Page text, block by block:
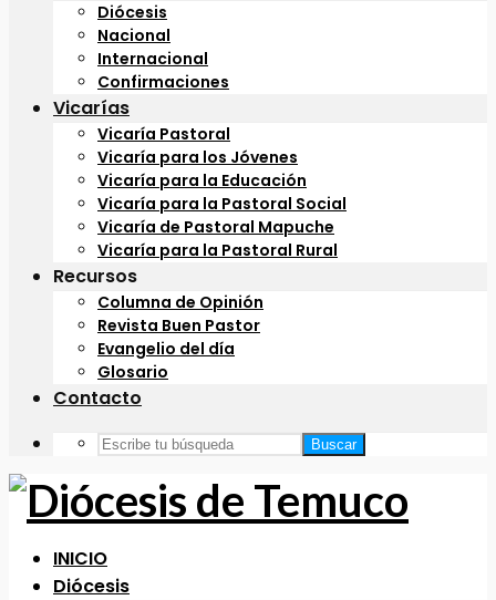
Diócesis
Nacional
Internacional
Confirmaciones
Vicarías
Vicaría Pastoral
Vicaría para los Jóvenes
Vicaría para la Educación
Vicaría para la Pastoral Social
Vicaría de Pastoral Mapuche
Vicaría para la Pastoral Rural
Recursos
Columna de Opinión
Revista Buen Pastor
Evangelio del día
Glosario
Contacto
Buscar
INICIO
Diócesis